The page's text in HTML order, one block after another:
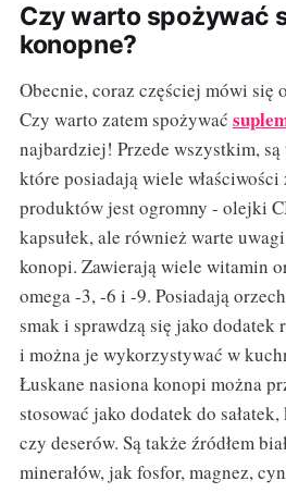
Czy warto spożywać
konopne?
Obecnie, coraz częściej mówi się
Czy warto zatem spożywać
najbardziej! Przede wszystkim,
które posiadają wiele
produktów jest ogromny - olejki
kapsułek, ale również warte
konopi. Zawierają wiele witamin
omega -3, -6 i -9. Posiadają
smak i sprawdzą się jako dodatek
i można je wykorzystywać w
Łuskane nasiona konopi można
stosować jako dodatek do
czy deserów. Są także źródłem
minerałów, jak fosfor, magnez,